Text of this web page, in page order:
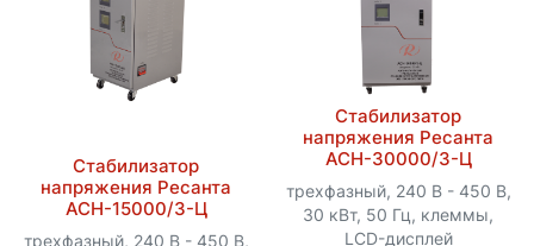
Стабилизатор
напряжения Ресанта
АСН-15000/3-Ц
трехфазный, 240 В - 450 В,
Стабилизатор
напряжения Ресанта
АСН-30000/3-Ц
трехфазный, 240 В - 450 В,
30 кВт, 50 Гц, клеммы,
LCD-дисплей